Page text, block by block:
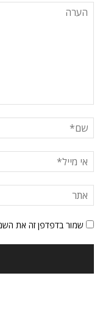
שמור בדפדפן זה את